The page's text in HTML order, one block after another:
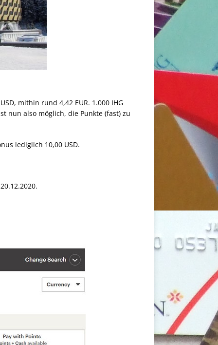
mithin rund 4,42 EUR. 1.000 IHG
nun also möglich, die Punkte (fast) zu
lediglich 10,00 USD.